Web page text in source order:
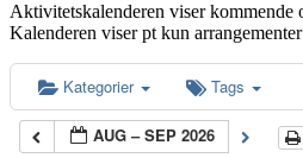
Aktivitetskalenderen viser kommende
Kalenderen viser pt kun
Kategorier Tags
AUG – SEP 2026